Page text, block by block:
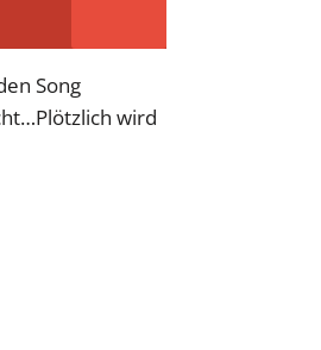
Song
wird